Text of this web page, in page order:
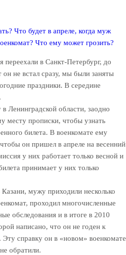
Что будет в апреле, когда муж
Что ему может грозить?
в Санкт-Петербург, до
не встал сразу, мы были заняты
праздники. В середине
Ленинградской области, заодно
месту прописки, чтобы узнать
билета. В военкомате ему
он пришел в апреле на весенний
у них работает только весной и
принимает у них только
мужу приходили несколько
проходил многочисленные
обследования и в итоге в 2010
написано, что он не годен к
справку он в «новом» военкомате
обратили.